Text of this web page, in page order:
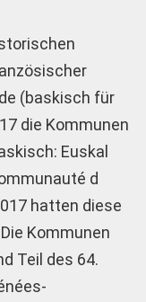
(baskisch für
die Kommunen
Euskal
d
hatten diese
Kommunen
Teil des 64.